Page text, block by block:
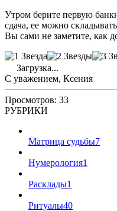
Утром берите первую
сдача, ее можно
Вы сами не заметите, как
Загрузка...
С уважением, Ксения
Просмотров: 33
РУБРИКИ
Матрица судьбы7
Нумерология1
Расклады1
Ритуалы40